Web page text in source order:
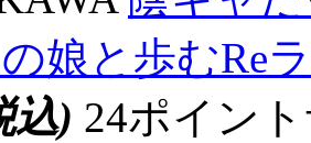
娘と歩むRe
込) 24ポイン